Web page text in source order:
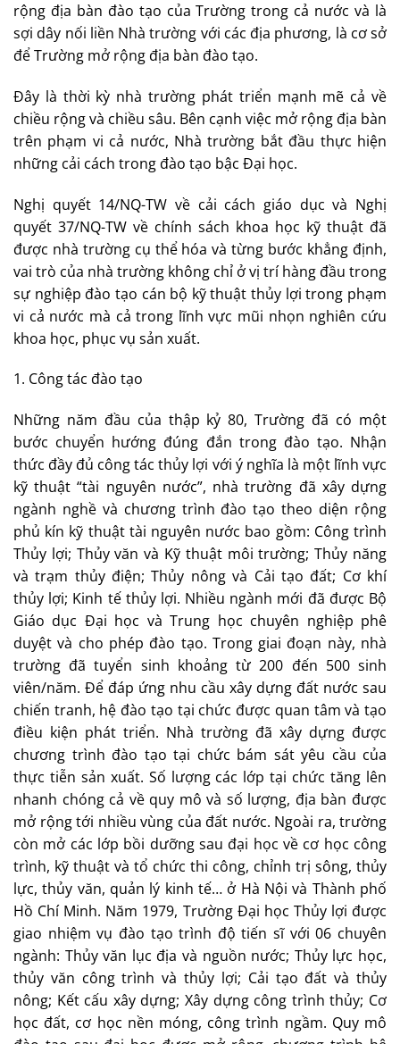
rộng địa bàn đào tạo của Trường trong cả nước và là
sợi dây nối liền Nhà trường với các địa phương, là cơ sở
để Trường mở rộng địa bàn đào tạo.
Đây là thời kỳ nhà trường phát triển mạnh mẽ cả về
chiều rộng và chiều sâu. Bên cạnh việc mở rộng địa bàn
trên phạm vi cả nước, Nhà trường bắt đầu thực hiện
những cải cách trong đào tạo bậc Đại học.
Nghị quyết 14/NQ-TW về cải cách giáo dục và Nghị
quyết 37/NQ-TW về chính sách khoa học kỹ thuật đã
được nhà trường cụ thể hóa và từng bước khẳng định,
vai trò của nhà trường không chỉ ở vị trí hàng đầu trong
sự nghiệp đào tạo cán bộ kỹ thuật thủy lợi trong phạm
vi cả nước mà cả trong lĩnh vực mũi nhọn nghiên cứu
khoa học, phục vụ sản xuất.
1. Công tác đào tạo
Những năm đầu của thập kỷ 80, Trường đã có một
bước chuyển hướng đúng đắn trong đào tạo. Nhận
thức đầy đủ công tác thủy lợi với ý nghĩa là một lĩnh vực
kỹ thuật “tài nguyên nước”, nhà trường đã xây dựng
ngành nghề và chương trình đào tạo theo diện rộng
phủ kín kỹ thuật tài nguyên nước bao gồm: Công trình
Thủy lợi; Thủy văn và Kỹ thuật môi trường; Thủy năng
và trạm thủy điện; Thủy nông và Cải tạo đất; Cơ khí
thủy lợi; Kinh tế thủy lợi. Nhiều ngành mới đã được Bộ
Giáo dục Đại học và Trung học chuyên nghiệp phê
duyệt và cho phép đào tạo. Trong giai đoạn này, nhà
trường đã tuyển sinh khoảng từ 200 đến 500 sinh
viên/năm. Để đáp ứng nhu cầu xây dựng đất nước sau
chiến tranh, hệ đào tạo tại chức được quan tâm và tạo
điều kiện phát triển. Nhà trường đã xây dựng được
chương trình đào tạo tại chức bám sát yêu cầu của
thực tiễn sản xuất. Số lượng các lớp tại chức tăng lên
nhanh chóng cả về quy mô và số lượng, địa bàn được
mở rộng tới nhiều vùng của đất nước. Ngoài ra, trường
còn mở các lớp bồi dưỡng sau đại học về cơ học công
trình, kỹ thuật và tổ chức thi công, chỉnh trị sông, thủy
lực, thủy văn, quản lý kinh tế… ở Hà Nội và Thành phố
Hồ Chí Minh. Năm 1979, Trường Đại học Thủy lợi được
giao nhiệm vụ đào tạo trình độ tiến sĩ với 06 chuyên
ngành: Thủy văn lục địa và nguồn nước; Thủy lực học,
thủy văn công trình và thủy lợi; Cải tạo đất và thủy
nông; Kết cấu xây dựng; Xây dựng công trình thủy; Cơ
học đất, cơ học nền móng, công trình ngầm. Quy mô